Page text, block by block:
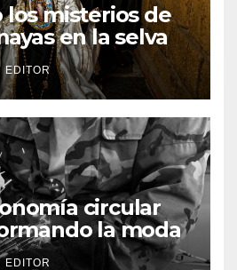
los misterios de
en la selva
EDITOR
circular
la moda
EDITOR